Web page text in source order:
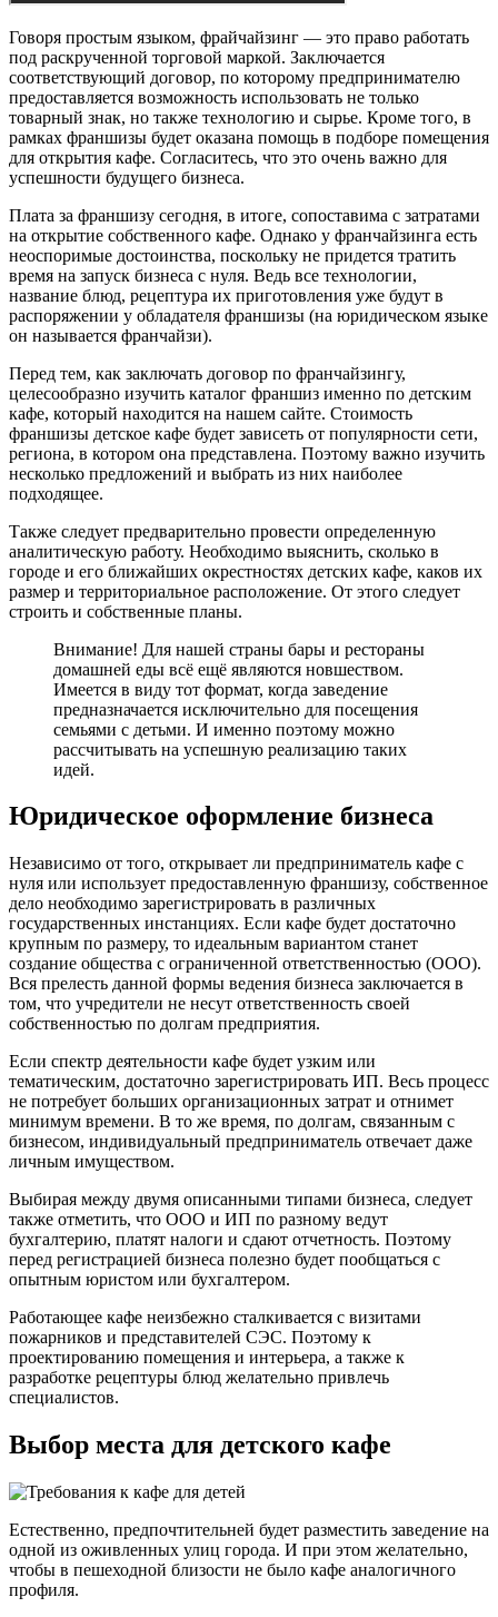
Говоря простым языком, фрайчайзинг — это право работать
под раскрученной торговой маркой. Заключается
соответствующий договор, по которому предпринимателю
предоставляется возможность использовать не только
товарный знак, но также технологию и сырье. Кроме того, в
рамках франшизы будет оказана помощь в подборе помещения
для открытия кафе. Согласитесь, что это очень важно для
успешности будущего бизнеса.
Плата за франшизу сегодня, в итоге, сопоставима с затратами
на открытие собственного кафе. Однако у франчайзинга есть
неоспоримые достоинства, поскольку не придется тратить
время на запуск бизнеса с нуля. Ведь все технологии,
название блюд, рецептура их приготовления уже будут в
распоряжении у обладателя франшизы (на юридическом языке
он называется франчайзи).
Перед тем, как заключать договор по франчайзингу,
целесообразно изучить каталог франшиз именно по детским
кафе, который находится на нашем сайте. Стоимость
франшизы детское кафе будет зависеть от популярности сети,
региона, в котором она представлена. Поэтому важно изучить
несколько предложений и выбрать из них наиболее
подходящее.
Также следует предварительно провести определенную
аналитическую работу. Необходимо выяснить, сколько в
городе и его ближайших окрестностях детских кафе, каков их
размер и территориальное расположение. От этого следует
строить и собственные планы.
Внимание! Для нашей страны бары и рестораны
домашней еды всё ещё являются новшеством.
Имеется в виду тот формат, когда заведение
предназначается исключительно для посещения
семьями с детьми. И именно поэтому можно
рассчитывать на успешную реализацию таких
идей.
Юридическое оформление бизнеса
Независимо от того, открывает ли предприниматель кафе с
нуля или использует предоставленную франшизу, собственное
дело необходимо зарегистрировать в различных
государственных инстанциях. Если кафе будет достаточно
крупным по размеру, то идеальным вариантом станет
создание общества с ограниченной ответственностью (ООО).
Вся прелесть данной формы ведения бизнеса заключается в
том, что учредители не несут ответственность своей
собственностью по долгам предприятия.
Если спектр деятельности кафе будет узким или
тематическим, достаточно зарегистрировать ИП. Весь процесс
не потребует больших организационных затрат и отнимет
минимум времени. В то же время, по долгам, связанным с
бизнесом, индивидуальный предприниматель отвечает даже
личным имуществом.
Выбирая между двумя описанными типами бизнеса, следует
также отметить, что ООО и ИП по разному ведут
бухгалтерию, платят налоги и сдают отчетность. Поэтому
перед регистрацией бизнеса полезно будет пообщаться с
опытным юристом или бухгалтером.
Работающее кафе неизбежно сталкивается с визитами
пожарников и представителей СЭС. Поэтому к
проектированию помещения и интерьера, а также к
разработке рецептуры блюд желательно привлечь
специалистов.
Выбор места для детского кафе
Естественно, предпочтительней будет разместить заведение на
одной из оживленных улиц города. И при этом желательно,
чтобы в пешеходной близости не было кафе аналогичного
профиля.